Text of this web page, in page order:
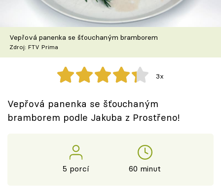
Škola vaření
Recepty z TV
Speciál: Cuketa
Těhotnej kuchař
Sledujte prima+
Vepřová panenka se šťouchaným bramborem
Zdroj: FTV Prima
3x
Vepřová panenka se šťouchaným
bramborem podle Jakuba z Prostřeno!
5 porcí 60 minut